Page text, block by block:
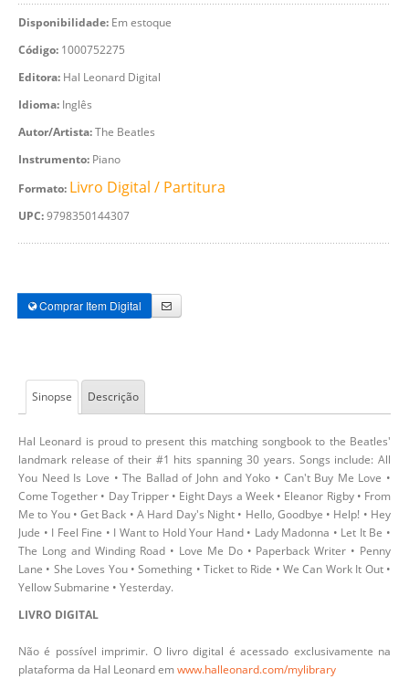
Disponibilidade: Em estoque
Código: 1000752275
Editora: Hal Leonard Digital
Idioma: Inglês
Autor/Artista:The Beatles
Instrumento: Piano
Formato: Livro Digital / Partitura
UPC:9798350144307
Comprar Item Digital
Sinopse Descrição
Hal Leonard is proud to present this matching songbook to the Beatles'
landmark release of their #1 hits spanning 30 years. Songs include: All
You Need Is Love • The Ballad of John and Yoko • Can't Buy Me Love •
Come Together • Day Tripper • Eight Days a Week • Eleanor Rigby • From
Me to You • Get Back • A Hard Day's Night • Hello, Goodbye • Help! • Hey
Jude • I Feel Fine • I Want to Hold Your Hand • Lady Madonna • Let It Be •
The Long and Winding Road • Love Me Do • Paperback Writer • Penny
Lane • She Loves You • Something • Ticket to Ride • We Can Work It Out •
Yellow Submarine • Yesterday.
LIVRO DIGITAL
Não é possível imprimir. O livro digital é acessado exclusivamente na
plataforma da Hal Leonard emwww.halleonard.com/mylibrary